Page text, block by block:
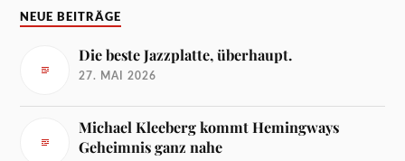
NEUE BEITRÄGE
Die beste Jazzplatte, überhaupt.
27. MAI 2026
Michael Kleeberg kommt Hemingways
Geheimnis ganz nahe